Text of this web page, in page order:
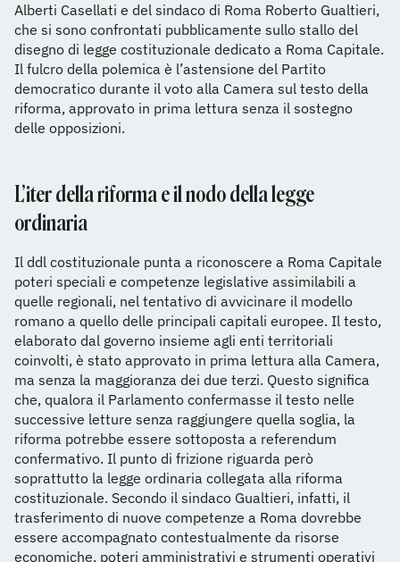
Alberti Casellati e del sindaco di Roma Roberto Gualtieri,
che si sono confrontati pubblicamente sullo stallo del
disegno di legge costituzionale dedicato a Roma Capitale.
Il fulcro della polemica è l’astensione del Partito
democratico durante il voto alla Camera sul testo della
riforma, approvato in prima lettura senza il sostegno
delle opposizioni.
L’iter della riforma e il nodo della legge
ordinaria
Il ddl costituzionale punta a riconoscere a Roma Capitale
poteri speciali e competenze legislative assimilabili a
quelle regionali, nel tentativo di avvicinare il modello
romano a quello delle principali capitali europee. Il testo,
elaborato dal governo insieme agli enti territoriali
coinvolti, è stato approvato in prima lettura alla Camera,
ma senza la maggioranza dei due terzi. Questo significa
che, qualora il Parlamento confermasse il testo nelle
successive letture senza raggiungere quella soglia, la
riforma potrebbe essere sottoposta a referendum
confermativo. Il punto di frizione riguarda però
soprattutto la legge ordinaria collegata alla riforma
costituzionale. Secondo il sindaco Gualtieri, infatti, il
trasferimento di nuove competenze a Roma dovrebbe
essere accompagnato contestualmente da risorse
economiche, poteri amministrativi e strumenti operativi